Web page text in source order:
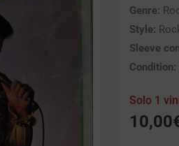
Genre:
Style:
Sleeve
Condition:
Solo 1
10,00